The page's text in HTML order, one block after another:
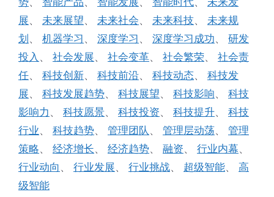
展、 未来展望、 未来社会、 未来科技、 未来规
划 、 机器学习 、 深度学习 、 深度学习成功、 研发
投入 、 社会发展、 社会变革、 社会繁荣、 社会责
任、 科技创新、 科技前沿、 科技动态、 科技发
展、 科技发展趋势、 科技展望、 科技影响、 科技
影响力 、 科技愿景、 科技投资、 科技提升、 科技
行业、 科技趋势、 管理团队 、 管理层动荡、 管理
策略、 经济增长、 经济趋势、 融资、 行业内幕、
行业动向 、 行业发展、 行业挑战、 超级智能、 高
级智能